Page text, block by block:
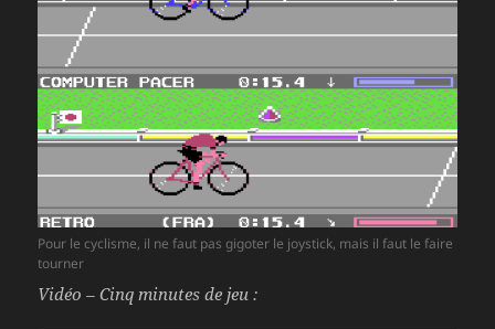
Pour le cyclisme, il ne faut pas gigoter le joystick, mais il faut le faire
tourner
Vidéo – Cinq minutes de jeu :